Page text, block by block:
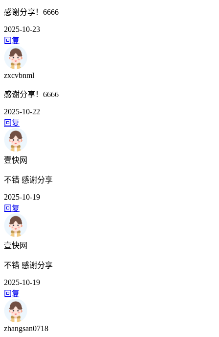
感谢分享！6666
2025-10-23
回复
zxcvbnml
感谢分享！6666
2025-10-22
回复
壹快网
不错 感谢分享
2025-10-19
回复
壹快网
不错 感谢分享
2025-10-19
回复
zhangsan0718